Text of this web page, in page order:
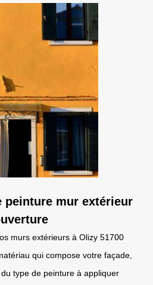
peinture mur extérieur
murs extérieurs à Olizy 51700
qui compose votre façade,
type de peinture à appliquer